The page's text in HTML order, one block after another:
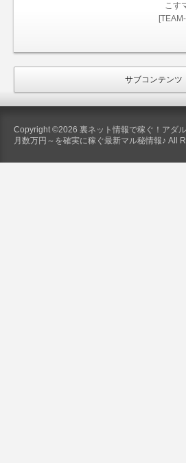
こす
サブコンテンツ
Copyright ©2026 裏ネット情報で稼ぐ！アダ
月数万円～を確実に稼ぐ最新マル秘情報♪ All